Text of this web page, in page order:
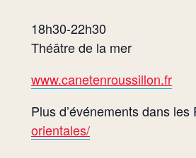
18h30-22h30
Théâtre de la mer
www.canetenroussillon.fr
Plus d’événements dans
orientales/